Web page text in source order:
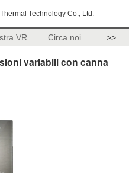
Technology Co., Ltd.
VR Circa noi >>
variabili con canna